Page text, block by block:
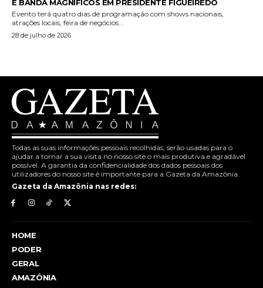
E BANDA MAGNÍFICOS EM PRESIDENTE FIGUEIREDO
Evento terá quatro dias de programação com shows nacionais,
atrações locais, feira de negócios...
28 de julho de 2026
Todas as suas informações pessoais recolhidas, serão usadas para o
ajudar a tornar a sua visita no nosso site o mais produtiva e agradável
possível. A garantia da confidencialidade dos dados pessoais dos
utilizadores do nosso site é importante para a Gazeta da Amazônia.
Gazeta da Amazônia nas redes:
HOME
PODER
GERAL
AMAZÔNIA